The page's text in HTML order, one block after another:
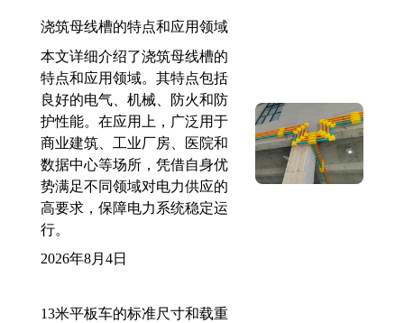
浇筑母线槽的特点和应用领域
本文详细介绍了浇筑母线槽的
特点和应用领域。其特点包括
良好的电气、机械、防火和防
护性能。在应用上，广泛用于
商业建筑、工业厂房、医院和
数据中心等场所，凭借自身优
势满足不同领域对电力供应的
高要求，保障电力系统稳定运
行。
2026年8月4日
13米平板车的标准尺寸和载重